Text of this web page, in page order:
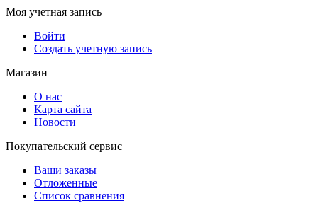
Моя учетная запись
Войти
Создать учетную запись
Магазин
О нас
Карта сайта
Новости
Покупательский сервис
Ваши заказы
Отложенные
Список сравнения